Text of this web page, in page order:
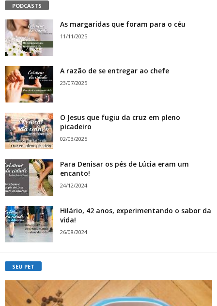
PODCASTS
As margaridas que foram para o céu
11/11/2025
A razão de se entregar ao chefe
23/07/2025
O Jesus que fugiu da cruz em pleno
picadeiro
02/03/2025
Para Denisar os pés de Lúcia eram um
encanto!
24/12/2024
Hilário, 42 anos, experimentando o sabor da
vida!
26/08/2024
SEU PET